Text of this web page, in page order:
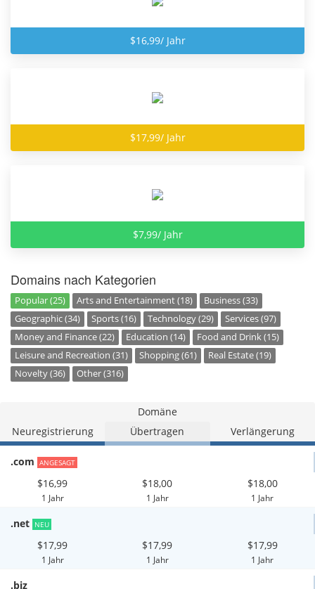
$16,99/ Jahr
$17,99/ Jahr
$7,99/ Jahr
Domains nach Kategorien
Popular (25) Arts and Entertainment (18)
Business (33)
Geographic (34)
Sports (16) Technology (29)
Services (97)
Money and Finance (22)
Education (14)
Food and Drink (15)
Leisure and Recreation (31)
Shopping (61)
Real Estate (19)
Novelty (36)
Other (316)
Domäne
Neuregistrierung
Übertragen Verlängerung
.com ANGESAGT
$16,99
1 Jahr
$18,00
1 Jahr
$18,00
1 Jahr
.net NEU
$17,99
1 Jahr
$17,99
1 Jahr
$17,99
1 Jahr
.biz